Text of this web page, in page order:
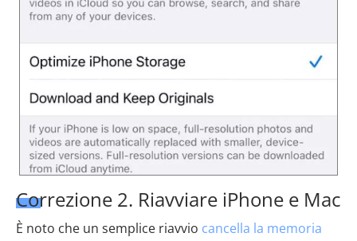
Correzione 2. Riavviare iPhone e Mac
È noto che un semplice riavvio cancella la memoria